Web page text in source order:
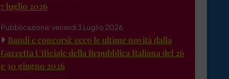
7 luglio 2026
Pubblicazione: venerdì 3 Luglio 2026
Bandi e concorsi: ecco le ultime novità dalla
Gazzetta Ufficiale della Repubblica Italiana del 26
e 30 giugno 2026